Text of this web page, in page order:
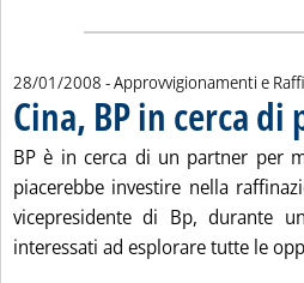
28/01/2008 - Approvvigionamenti e
Cina, BP in cerca
BP è in cerca di un partner per
piacerebbe investire nella
vicepresidente di Bp, durante
interessati ad esplorare tutte le